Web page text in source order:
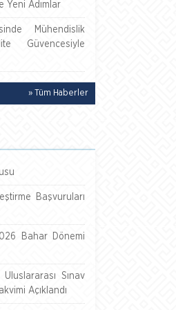
Yeni Adımlar
Mühendislik
Güvencesiyle
» Tüm Haberler
Başvuruları
Bahar Dönemi
Sınav
Açıklandı